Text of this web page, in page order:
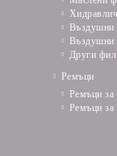
Въздушни
Въздушни
Други
Ремъци
Ремъци за
Ремъци